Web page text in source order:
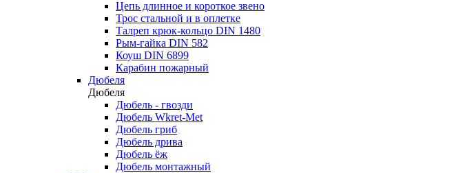
Цепь длинное и короткое звено
Трос стальной и в оплетке
Талреп крюк-кольцо DIN 1480
Рым-гайка DIN 582
Коуш DIN 6899
Карабин пожарный
Дюбеля
Дюбеля
Дюбель - гвозди
Дюбель Wkret-Met
Дюбель гриб
Дюбель дрива
Дюбель ёж
Дюбель монтажный